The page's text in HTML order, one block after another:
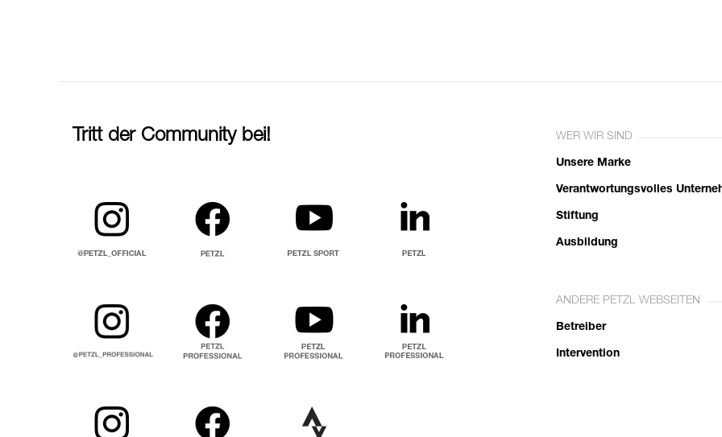
Tritt der Community bei! WER WIR SIND
Unsere Marke
Verantwortungsvolles
Stiftung
Ausbildung
ANDERE PETZL WEBSEITEN
Betreiber
Intervention